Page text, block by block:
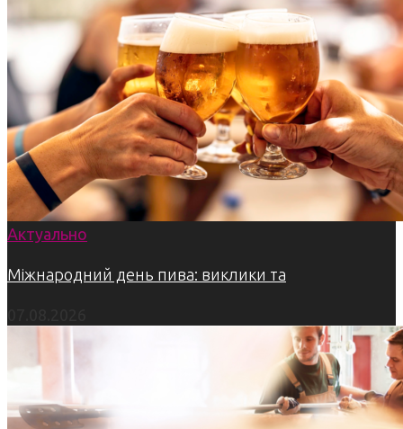
Актуально
Міжнародний день пива: виклики та